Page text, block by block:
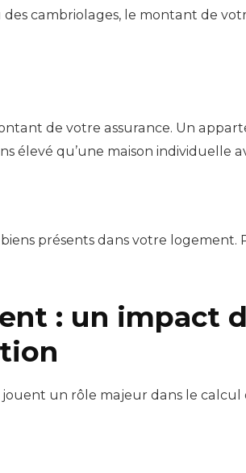
cambriolages, le montant de
de votre assurance. Un
élevé qu’une maison individuelle
présents dans votre
: un impact
un rôle majeur dans le